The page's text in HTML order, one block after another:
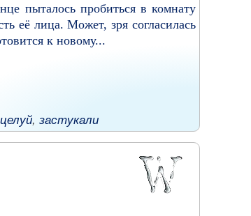
пыталось пробиться в комнату
её лица. Может, зря согласилась
к новому...
, застукали